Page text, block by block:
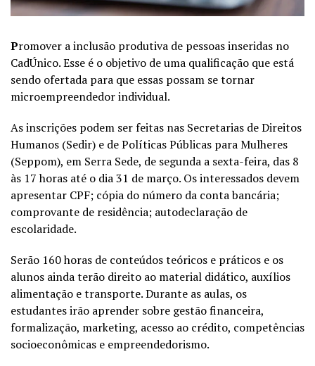
Promover a inclusão produtiva de pessoas inseridas no
CadÚnico. Esse é o objetivo de uma qualificação que está
sendo ofertada para que essas possam se tornar
microempreendedor individual.
As inscrições podem ser feitas nas Secretarias de Direitos
Humanos (Sedir) e de Políticas Públicas para Mulheres
(Seppom), em Serra Sede, de segunda a sexta-feira, das 8
às 17 horas até o dia 31 de março. Os interessados devem
apresentar CPF; cópia do número da conta bancária;
comprovante de residência; autodeclaração de
escolaridade.
Serão 160 horas de conteúdos teóricos e práticos e os
alunos ainda terão direito ao material didático, auxílios
alimentação e transporte. Durante as aulas, os
estudantes irão aprender sobre gestão financeira,
formalização, marketing, acesso ao crédito, competências
socioeconômicas e empreendedorismo.